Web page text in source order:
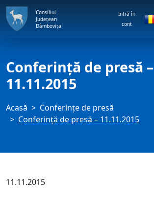
Consiliul
Județean
Dâmbovița
Intră în
cont
Conferință de presă –
11.11.2015
Acasă
Conferințe de presă
Conferință de presă – 11.11.2015
11.11.2015